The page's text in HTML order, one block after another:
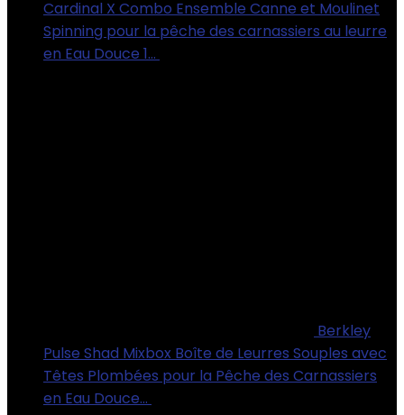
Cardinal X Combo Ensemble Canne et Moulinet
Spinning pour la pêche des carnassiers au leurre
en Eau Douce 1…
Berkley
Pulse Shad Mixbox Boîte de Leurres Souples avec
Têtes Plombées pour la Pêche des Carnassiers
en Eau Douce…